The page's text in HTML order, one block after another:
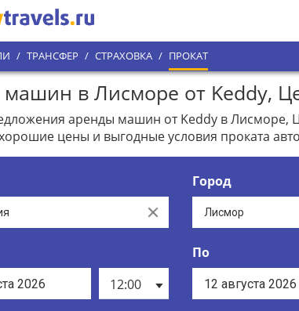
/ ТРАНСФЕР / СТРАХОВКА / ПРОКАТ
в Лисморе от Keddy,
аренды машин от Keddy в Лисморе,
цены и выгодные условия проката
Clear
Город
12:00
По